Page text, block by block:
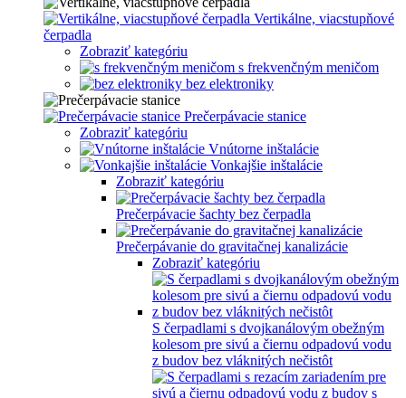
Vertikálne, viacstupňové
čerpadla
Zobraziť kategóriu
s frekvenčným meničom
bez elektroniky
Prečerpávacie stanice
Zobraziť kategóriu
Vnútorne inštalácie
Vonkajšie inštalácie
Zobraziť kategóriu
Prečerpávacie šachty bez čerpadla
Prečerpávanie do gravitačnej kanalizácie
Zobraziť kategóriu
S čerpadlami s dvojkanálovým obežným
kolesom pre sivú a čiernu odpadovú vodu
z budov bez vláknitých nečistôt